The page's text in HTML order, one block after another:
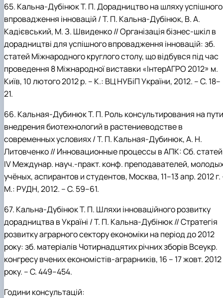
65. Кальна-ДубінюкТ. П. Дорадництво на шляху успішного
впровадження інновацій / Т. П. Кальна-Дубінюк, В.А.
Кадієвський, М.З. Швиденко // Організація бізнес-шкіл в
дорадництві для успішного впровадження інновацій: зб.
статей Міжнародного круглого столу, що відбувся під час
проведення 8 Міжнародної виставки «ІнтерАГРО 2012» м.
Київ, 10 лютого 2012 р. – К.: ВЦ НУБіП України, 2012. – С. 18–
21.
66. Кальная-ДубинюкТ. П. Роль консультирования на пути
внедрения биотехнологий в растениеводстве в
современных условиях / Т. П. Кальная-Дубинюк, А. Н.
Литовченко // Инновационные процессы в АПК: Сб. статей
IV Междунар. науч.-практ. конф. преподавателей,
учёных, аспирантов и студентов, Москва, 11–13 апр. 2012 г.
М.: РУДН, 2012. – С. 59–61.
67. Кальна-Дубінюк Т. П. Шляхи інноваційного розвитку
дорадництва в Україні / Т. П. Кальна-Дубінюк // Стратегія
розвитку аграрного сектору економіки на період до 2012
року: зб. матеріалів Чотирнадцятих річних зборів Всеукр.
конгресу вчених економістів-аграрників, 16 – 17 жовт. 2012
року. – С. 449–454.
Години консультацій: